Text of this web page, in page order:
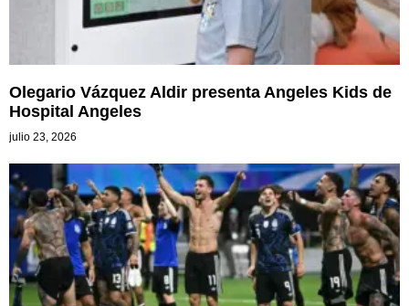
Olegario Vázquez Aldir presenta Angeles Kids de
Hospital Angeles
julio 23, 2026